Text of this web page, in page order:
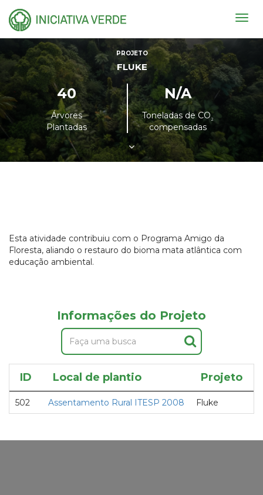
PROJETO
FLUKE
40
Árvores
Plantadas
N/A
Toneladas de CO²
compensadas
Esta atividade contribuiu com o Programa Amigo da
Floresta, aliando o restauro do bioma mata atlântica com
educação ambiental.
Informações do Projeto
ID Local de plantio Projeto
502 Assentamento Rural ITESP 2008 Fluke